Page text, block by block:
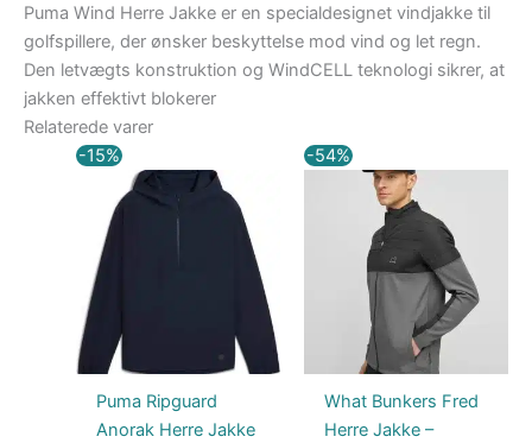
Puma Wind Herre Jakke er en specialdesignet vindjakke til
golfspillere, der ønsker beskyttelse mod vind og let regn.
Den letvægts konstruktion og WindCELL teknologi sikrer, at
jakken effektivt blokerer
Relaterede varer
-15%
Puma Ripguard
Anorak Herre Jakke
oprindelige
pris
899,00 kr..
aktuelle
-54%
What Bunkers Fred
Herre Jakke –
Den
oprindelige
1.299,00 kr..
aktuelle
pris
er:
599,00 kr..